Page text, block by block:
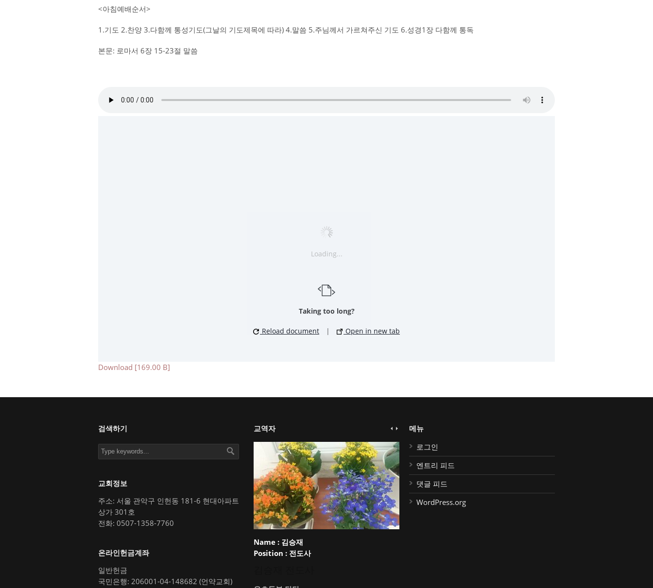
<아침예배순서>
1.기도 2.찬양 3.다함께 통성기도(그날의 기도제목에 따라) 4.말씀 5.주님께서 가르쳐주신 기도 6.성경1장 다함께 통독
본문: 로마서 6장 15-23절 말씀
Loading...
Taking too long?
Reload document | Open in new tab
Download [169.00 B]
검색하기
교회정보
주소: 서울 관악구 인헌동 181-6 현대아파트
상가 301호
전화: 0507-1358-7760
온라인헌금계좌
일반헌금
국민은행: 206001-04-148682 (언약교회)
교역자
Name :김승재
Position :전도사
메뉴
로그인
엔트리 피드
댓글 피드
WordPress.org